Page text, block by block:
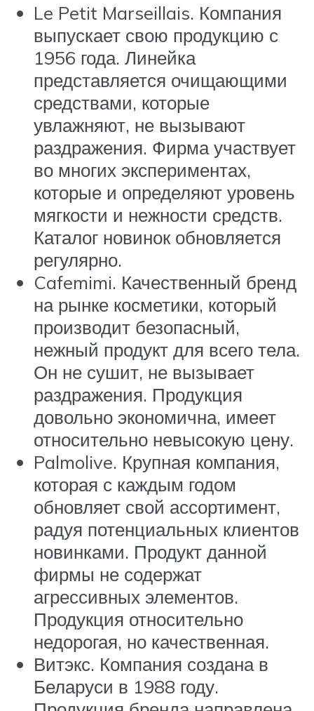
Le Petit Marseillais. Компания
выпускает свою продукцию с
1956 года. Линейка
представляется очищающими
средствами, которые
увлажняют, не вызывают
раздражения. Фирма участвует
во многих экспериментах,
которые и определяют уровень
мягкости и нежности средств.
Каталог новинок обновляется
регулярно.
Cafemimi. Качественный бренд
на рынке косметики, который
производит безопасный,
нежный продукт для всего тела.
Он не сушит, не вызывает
раздражения. Продукция
довольно экономична, имеет
относительно невысокую цену.
Palmolive. Крупная компания,
которая с каждым годом
обновляет свой ассортимент,
радуя потенциальных клиентов
новинками. Продукт данной
фирмы не содержат
агрессивных элементов.
Продукция относительно
недорогая, но качественная.
Витэкс. Компания создана в
Беларуси в 1988 году.